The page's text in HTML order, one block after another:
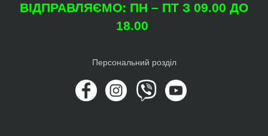
ВІДПРАВЛЯЄМО: ПН – ПТ З 09.00 ДО
18.00
Персональний розділ